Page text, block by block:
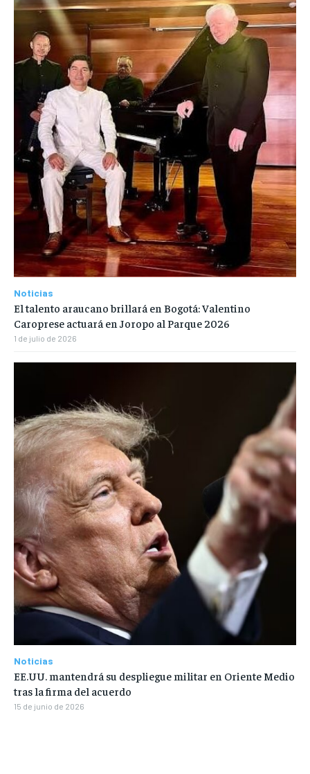
Noticias
El talento araucano brillará en Bogotá: Valentino
Caroprese actuará en Joropo al Parque 2026
1 de julio de 2026
Noticias
EE.UU. mantendrá su despliegue militar en Oriente Medio
tras la firma del acuerdo
15 de junio de 2026